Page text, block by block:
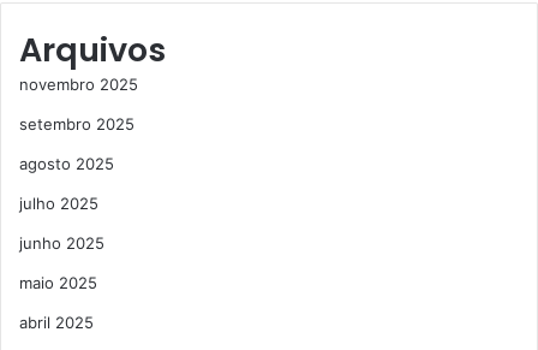
Arquivos
novembro 2025
setembro 2025
agosto 2025
julho 2025
junho 2025
maio 2025
abril 2025